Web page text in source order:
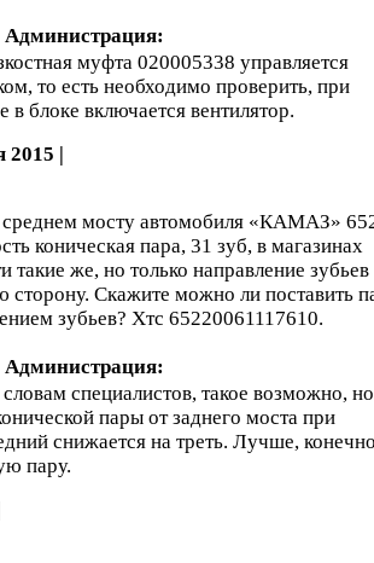
Администрация:
муфта 020005338 управляется
то есть необходимо проверить, при
в блоке включается вентилятор.
|
среднем мосту автомобиля «КАМАЗ»
коническая пара, 31 зуб, в магазинах
такие же, но только направление зубьев
сторону. Скажите можно ли поставить
зубьев? Хтс 65220061117610.
Администрация:
специалистов, такое возможно, но
пары от заднего моста при
снижается на треть. Лучше,
пару.